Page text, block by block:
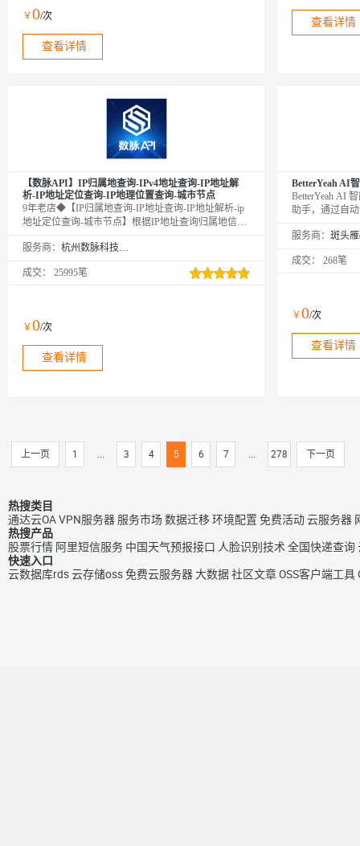
VIN车架号查询 车架号VIN查询 VIN解析 VIN车架号
查询 车架号VIN查询-VIN解析-车架号VIN识别
￥0/次
查看详情
查看详情
【数脉API】IP归属地查询-IPv4地址查询-IP地址解
析-IP地址定位查询-IP地理位置查询-城市节点
9年老店◆【IP归属地查询-IP地址查询-IP地址解析-ip
地址定位查询-城市节点】根据IP地址查询归属地信
技术与人工智能相结合，利用动态密度聚类等算法完
发者，如需IPv6欢迎咨询客服，新老客户享5折优惠！
服务商： 杭州数脉科技有限公司
成交： 25995笔
￥0/次
查看详情
BetterYeah AI
BetterYeah AI
助手，通过自
率。
服务商：
成交： 268笔
￥0/次
查看详情
上一页 1 ... 3 4 5 6 7 ... 278 下一页
热搜类目
通达云OAVPN服务器 服务市场数据迁移环境配置 免费活动云服务器
热搜产品
股票行情 阿里短信服务 中国天气预报接口 人脸识别技术 全国快递查询
快速入口
云数据库rds云存储oss免费云服务器大数据社区文章OSS客户端工具